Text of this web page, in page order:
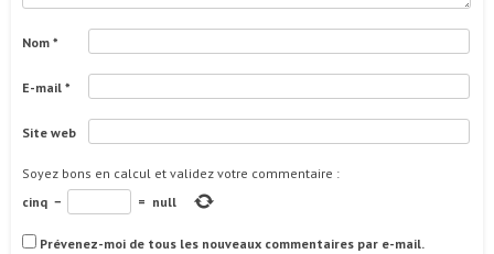
Nom *
E-mail *
Site web
Soyez bons en calcul et validez votre commentaire :
cinq − = null
Prévenez-moi de tous les nouveaux commentaires par e-mail.